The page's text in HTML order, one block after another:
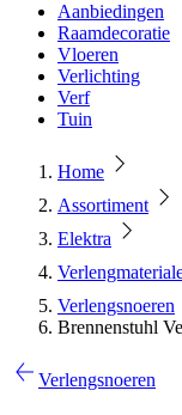
Aanbiedingen
Raamdecoratie
Vloeren
Verlichting
Verf
Tuin
Home
Assortiment
Elektra
Verlengsnoeren
Brennenstuhl
Verlengsnoeren